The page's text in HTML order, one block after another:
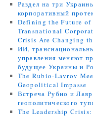
Раздел на три
корпоративный
Defining the Future of
Transnational
Crisis Are Changing
ИИ,
управления меняют
будущее Украины и
The Rubio-Lavrov
Geopolitical Impasse
Встреча Рубио и
геополитического
The Leadership